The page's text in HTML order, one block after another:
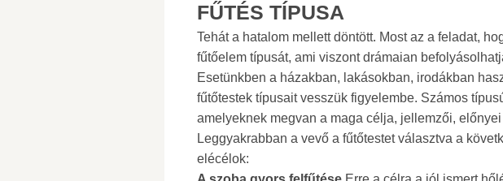
FŰTÉS TÍPUSA
Tehát a hatalom mellett döntött. Most az a feladat,
fűtőelem típusát, ami viszont drámaian
Esetünkben a házakban, lakásokban, irodákban
fűtőtestek típusait vesszük figyelembe. Számos
amelyeknek megvan a maga célja, jellemzői,
Leggyakrabban a vevő a fűtőtestet választva a
elécélok: